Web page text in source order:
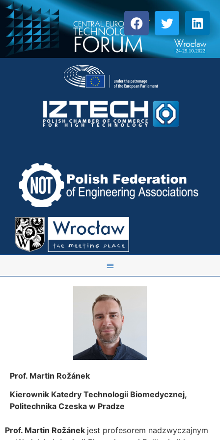
Prof. Martin Rožánek
Kierownik Katedry Technologii Biomedycznej,
Politechnika Czeska w Pradze
Prof. Martin Rožánek jest profesorem nadzwyczajnym